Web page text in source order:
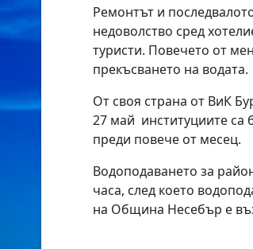
Ремонтът и
недоволство сред
туристи. Повечето от
прекъсването на водата.
От своя страна от ВиК
27 май институциите
преди повече от месец.
Водоподаването за
часа, след което
на Община Несебър е